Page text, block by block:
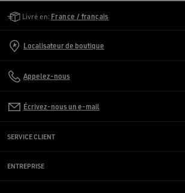
Livré en: France / français
Localisateur de boutique
Appelez-nous
Écrivez-nous un e-mail
SERVICE CLIENT
ENTREPRISE